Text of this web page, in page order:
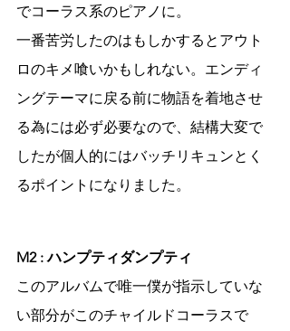
でコーラス系のピアノに。
一番苦労したのはもしかするとアウト
ロのキメ喰いかもしれない。エンディ
ングテーマに戻る前に物語を着地させ
る為には必ず必要なので、結構大変で
したが個人的にはバッチリキュンとく
るポイントになりました。
M2 : ハンプティダンプティ
このアルバムで唯一僕が指示していな
い部分がこのチャイルドコーラスで